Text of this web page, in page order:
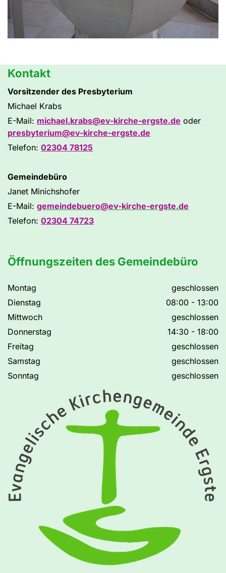
Kontakt
Vorsitzender des Presbyterium
Michael Krabs
E-Mail: michael.krabs@ev-kirche-ergste.de oder
presbyterium@ev-kirche-ergste.de
Telefon: 02304 78125
Gemeindebüro
Janet Minichshofer
E-Mail: gemeindebuero@ev-kirche-ergste.de
Telefon: 02304 74723
Öffnungszeiten des Gemeindebüro
Montag
geschlossen
Dienstag
08:00 - 13:00
Mittwoch
geschlossen
Donnerstag
14:30 - 18:00
Freitag
geschlossen
Samstag
geschlossen
Sonntag
geschlossen